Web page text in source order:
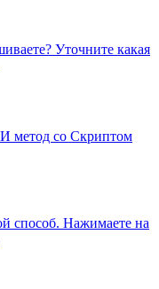
Уточните какая
метод со Скриптом
способ. Нажимаете на